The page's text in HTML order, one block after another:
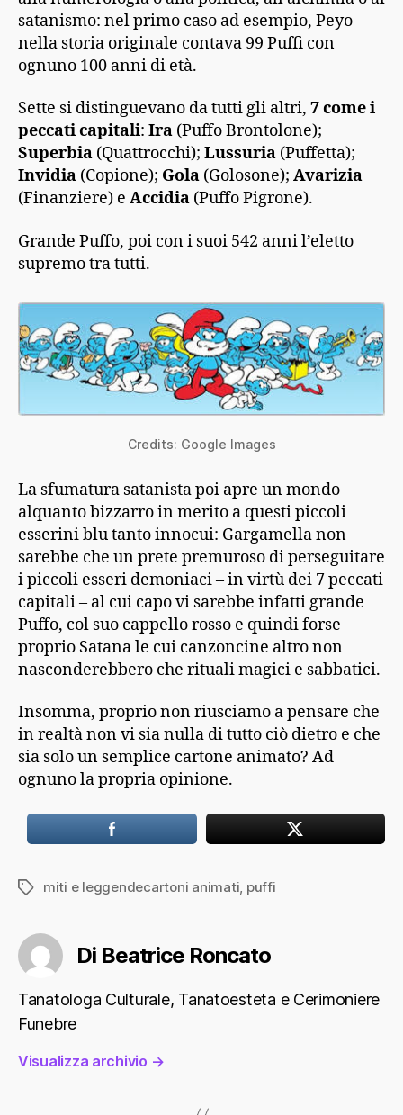
satanismo: nel primo caso ad esempio, Peyo
nella storia originale contava 99 Puffi con
ognuno 100 anni di età.
Sette si distinguevano da tutti gli altri, 7 come i
peccati capitali: Ira (Puffo Brontolone);
Superbia (Quattrocchi); Lussuria (Puffetta);
Invidia (Copione); Gola (Golosone); Avarizia
(Finanziere) e Accidia (Puffo Pigrone).
Grande Puffo, poi con i suoi 542 anni l’eletto
supremo tra tutti.
Credits: Google Images
La sfumatura satanista poi apre un mondo
alquanto bizzarro in merito a questi piccoli
esserini blu tanto innocui: Gargamella non
sarebbe che un prete premuroso di perseguitare
i piccoli esseri demoniaci – in virtù dei 7 peccati
capitali – al cui capo vi sarebbe infatti grande
Puffo, col suo cappello rosso e quindi forse
proprio Satana le cui canzoncine altro non
nasconderebbero che rituali magici e sabbatici.
Insomma, proprio non riusciamo a pensare che
in realtà non vi sia nulla di tutto ciò dietro e che
sia solo un semplice cartone animato? Ad
ognuno la propria opinione.
Tag miti e leggendecartoni animati puffi
Di Beatrice Roncato
Tanatologa Culturale, Tanatoesteta e Cerimoniere
Funebre
Visualizza archivio →